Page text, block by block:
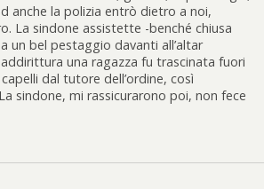
anche la polizia entrò dietro a noi,
La sindone assistette -benché chiusa
un bel pestaggio davanti all’altar
una ragazza fu trascinata fuori
dal tutore dell’ordine, così
sindone, mi rassicurarono poi, non fece